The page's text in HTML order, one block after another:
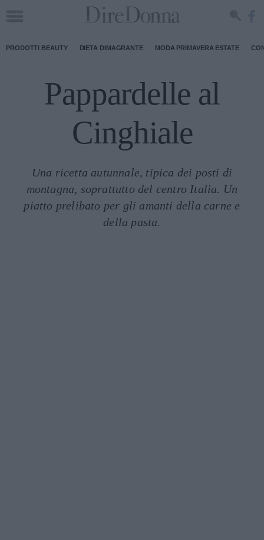
PRODOTTI BEAUTY DIETA DIMAGRANTE MODA PRIMAVERA ESTATE
Pappardelle al
Cinghiale
Una ricetta autunnale, tipica dei posti di
montagna, soprattutto del centro Italia. Un
piatto prelibato per gli amanti della carne e
della pasta.